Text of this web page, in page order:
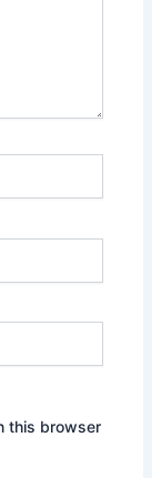
this browser